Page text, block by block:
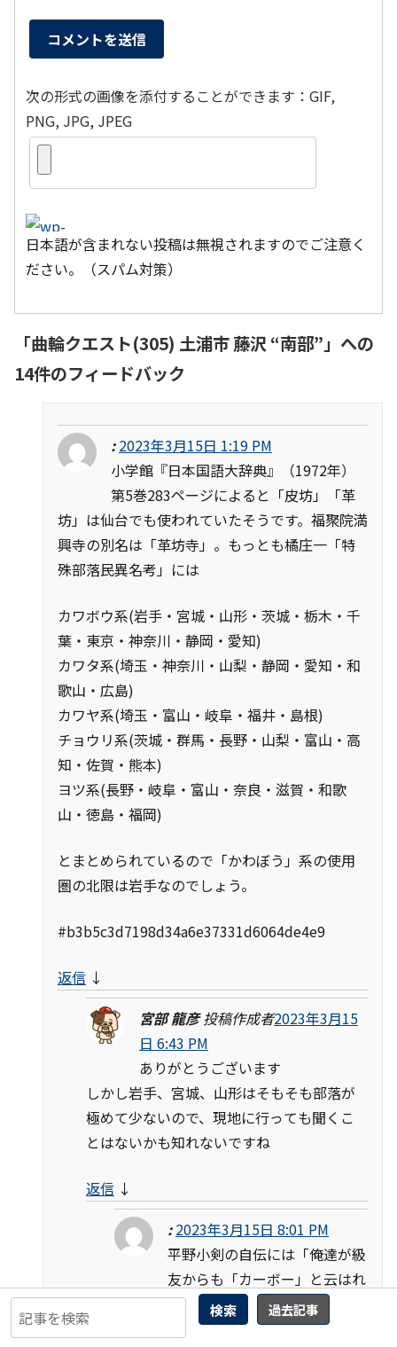
検索 過去記事
次の形式の画像を添付することができます：GIF,
PNG, JPG, JPEG
日本語が含まれない投稿は無視されますのでご注意く
ださい。（スパム対策）
「曲輪クエスト(305) 土浦市 藤沢 “南部”」への
14件のフィードバック
: 2023年3月15日 1:19 PM
小学館『日本国語大辞典』（1972年）
第5巻283ページによると「皮坊」「革
坊」は仙台でも使われていたそうです。福聚院満
興寺の別名は「革坊寺」。もっとも橘庄一「特
殊部落民異名考」には
カワボウ系(岩手・宮城・山形・茨城・栃木・千
葉・東京・神奈川・静岡・愛知)
カワタ系(埼玉・神奈川・山梨・静岡・愛知・和
歌山・広島)
カワヤ系(埼玉・富山・岐阜・福井・島根)
チョウリ系(茨城・群馬・長野・山梨・富山・高
知・佐賀・熊本)
ヨツ系(長野・岐阜・富山・奈良・滋賀・和歌
山・徳島・福岡)
とまとめられているので「かわぼう」系の使用
圏の北限は岩手なのでしょう。
#b3b5c3d7198d34a6e37331d6064de4e9
返信 ↓
宮部 龍彦 投稿作成者2023年3月15
日 6:43 PM
ありがとうございます
しかし岩手、宮城、山形はそもそも部落が
極めて少ないので、現地に行っても聞くこ
とはないかも知れないですね
返信 ↓
: 2023年3月15日 8:01 PM
平野小剣の自伝には「俺達が級
友からも「カーボー」と云はれ
て侮り卑しみを受けてる」云々という
一節があり、福島は「かわぼう」系の